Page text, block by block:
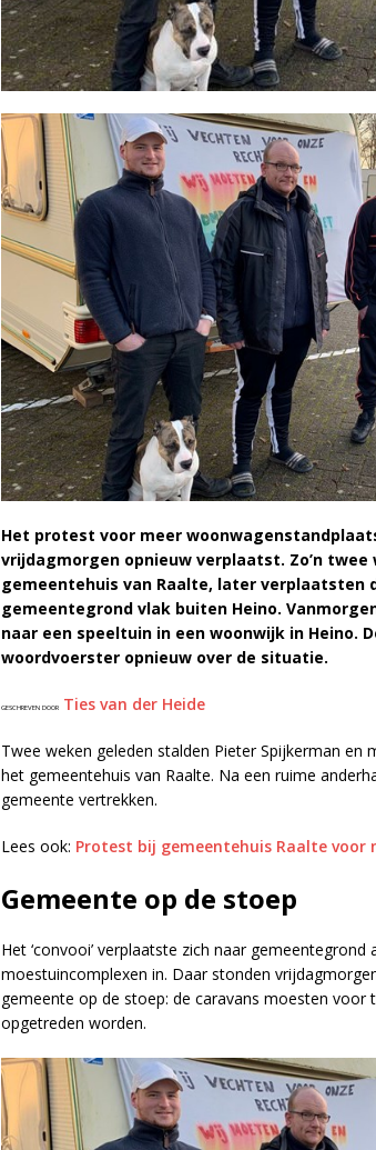
Het protest voor meer
vrijdagmorgen opnieuw verplaatst. Zo’n
gemeentehuis van Raalte, later verplaatsten
gemeentegrond vlak buiten Heino.
naar een speeltuin in een woonwijk in Heino.
woordvoerster opnieuw over de situatie.
GESCHREVEN DOOR Ties van der Heide
Twee weken geleden stalden Pieter Spijkerman en
het gemeentehuis van Raalte. Na een ruime
gemeente vertrekken.
Lees ook: Protest bij gemeentehuis Raalte voor
Gemeente op de stoep
Het ‘convooi’ verplaatste zich naar
moestuincomplexen in. Daar stonden
gemeente op de stoep: de caravans moesten
opgetreden worden.